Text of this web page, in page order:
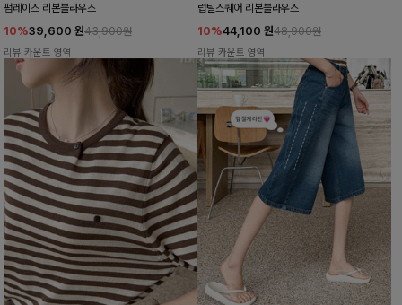
펌레이스 리본블라우스
10%39,600 원43,900원
리뷰 카운트 영역
럽틸스퀘어 리본블라우스
10%44,100 원48,900원
리뷰 카운트 영역